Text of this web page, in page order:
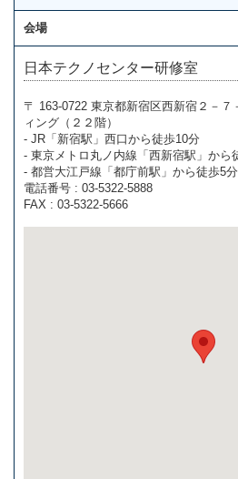
会場
日本テクノセンター研修室
〒 163-0722 東京都新宿区西新宿２－
ィング（２２階）
- JR「新宿駅」西口から徒歩10分
- 東京メトロ丸ノ内線「西新宿駅」から
- 都営大江戸線「都庁前駅」から徒歩5分
電話番号 : 03-5322-5888
FAX : 03-5322-5666